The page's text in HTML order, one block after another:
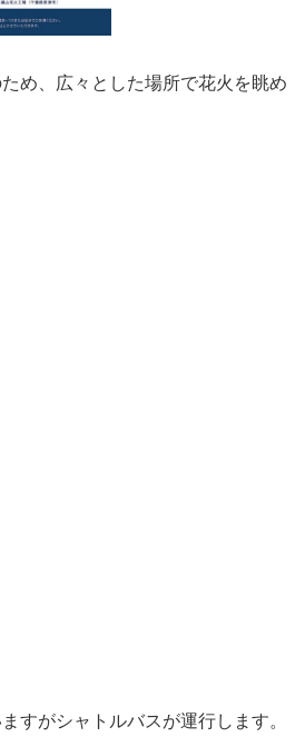
め、広々とした場所で花火を眺め
すがシャトルバスが運行します。